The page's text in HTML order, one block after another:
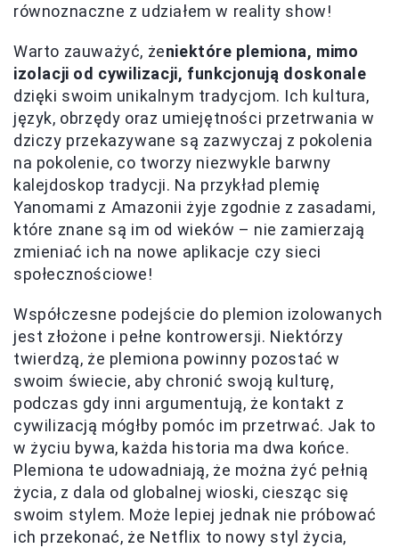
równoznaczne z udziałem w reality show!
Warto zauważyć, żeniektóre plemiona, mimo
izolacji od cywilizacji, funkcjonują doskonale
dzięki swoim unikalnym tradycjom. Ich kultura,
język, obrzędy oraz umiejętności przetrwania w
dziczy przekazywane są zazwyczaj z pokolenia
na pokolenie, co tworzy niezwykle barwny
kalejdoskop tradycji. Na przykład plemię
Yanomami z Amazonii żyje zgodnie z zasadami,
które znane są im od wieków – nie zamierzają
zmieniać ich na nowe aplikacje czy sieci
społecznościowe!
Współczesne podejście do plemion izolowanych
jest złożone i pełne kontrowersji. Niektórzy
twierdzą, że plemiona powinny pozostać w
swoim świecie, aby chronić swoją kulturę,
podczas gdy inni argumentują, że kontakt z
cywilizacją mógłby pomóc im przetrwać. Jak to
w życiu bywa, każda historia ma dwa końce.
Plemiona te udowadniają, że można żyć pełnią
życia, z dala od globalnej wioski, ciesząc się
swoim stylem. Może lepiej jednak nie próbować
ich przekonać, że Netflix to nowy styl życia,